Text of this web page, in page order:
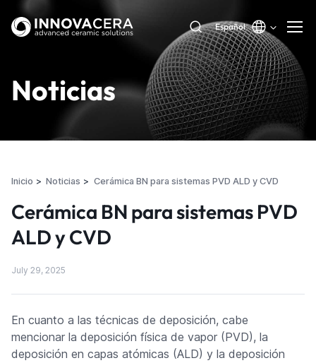
Español
Noticias
Inicio Noticias Cerámica BN para sistemas PVD ALD y CVD
Cerámica BN para sistemas PVD
ALD y CVD
July 29, 2025
En cuanto a las técnicas de deposición, cabe
mencionar la deposición física de vapor (PVD), la
deposición en capas atómicas (ALD) y la deposición